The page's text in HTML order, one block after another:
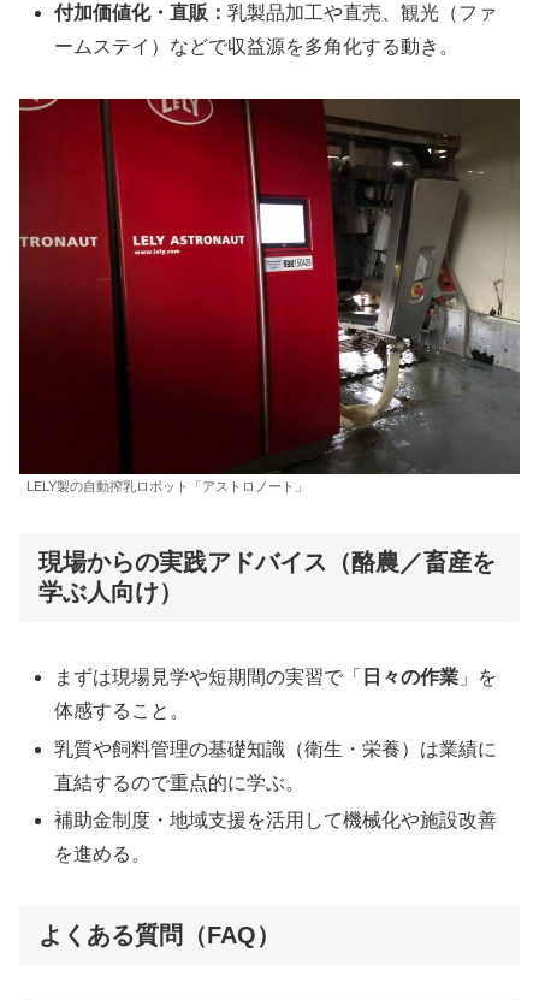
付加価値化・直販：乳製品加工や直売、観光（ファ
ームステイ）などで収益源を多角化する動き。
LELY製の自動搾乳ロボット「アストロノート」
現場からの実践アドバイス（酪農／畜産を
学ぶ人向け）
まずは現場見学や短期間の実習で「 日々の作業 」を
体感すること。
乳質や飼料管理の基礎知識（衛生・栄養）は業績に
直結するので重点的に学ぶ。
補助金制度・地域支援を活用して機械化や施設改善
を進める。
よくある質問（FAQ）